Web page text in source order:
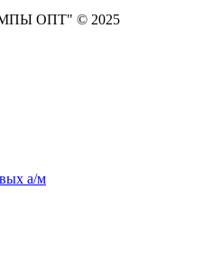
ОПТ" © 2025
а/м